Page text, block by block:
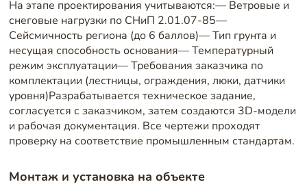
На этапе проектирования учитываются:— Ветровые и
снеговые нагрузки по СНиП 2.01.07-85—
Сейсмичность региона (до 6 баллов)— Тип грунта и
несущая способность основания— Температурный
режим эксплуатации— Требования заказчика по
комплектации (лестницы, ограждения, люки, датчики
уровня)Разрабатывается техническое задание,
согласуется с заказчиком, затем создаются 3D-модели
и рабочая документация. Все чертежи проходят
проверку на соответствие промышленным стандартам.
Монтаж и установка на объекте